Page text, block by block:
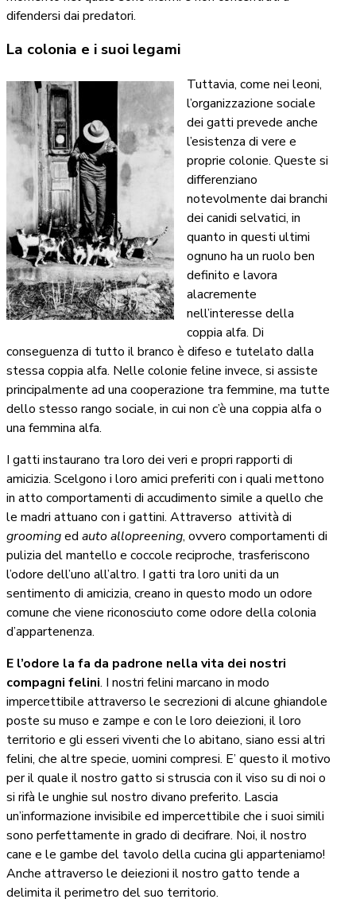
difendersi dai predatori.
La colonia e i suoi legami
Tuttavia, come nei leoni,
l’organizzazione sociale
dei gatti prevede anche
l’esistenza di vere e
proprie colonie. Queste si
differenziano
notevolmente dai branchi
dei canidi selvatici, in
quanto in questi ultimi
ognuno ha un ruolo ben
definito e lavora
alacremente
nell’interesse della
coppia alfa. Di
conseguenza di tutto il branco è difeso e tutelato dalla
stessa coppia alfa. Nelle colonie feline invece, si assiste
principalmente ad una cooperazione tra femmine, ma tutte
dello stesso rango sociale, in cui non c’è una coppia alfa o
una femmina alfa.
I gatti instaurano tra loro dei veri e propri rapporti di
amicizia. Scelgono i loro amici preferiti con i quali mettono
in atto comportamenti di accudimento simile a quello che
le madri attuano con i gattini. Attraverso attività di
groominged auto allopreening, ovvero comportamenti di
pulizia del mantello e coccole reciproche, trasferiscono
l’odore dell’uno all’altro. I gatti tra loro uniti da un
sentimento di amicizia, creano in questo modo un odore
comune che viene riconosciuto come odore della colonia
d’appartenenza.
E l’odore la fa da padrone nella vita dei nostri
compagni felini. I nostri felini marcano in modo
impercettibile attraverso le secrezioni di alcune ghiandole
poste su muso e zampe e con le loro deiezioni, il loro
territorio e gli esseri viventi che lo abitano, siano essi altri
felini, che altre specie, uomini compresi. E’ questo il motivo
per il quale il nostro gatto si struscia con il viso su di noi o
si rifà le unghie sul nostro divano preferito. Lascia
un’informazione invisibile ed impercettibile che i suoi simili
sono perfettamente in grado di decifrare. Noi, il nostro
cane e le gambe del tavolo della cucina gli apparteniamo!
Anche attraverso le deiezioni il nostro gatto tende a
delimita il perimetro del suo territorio.